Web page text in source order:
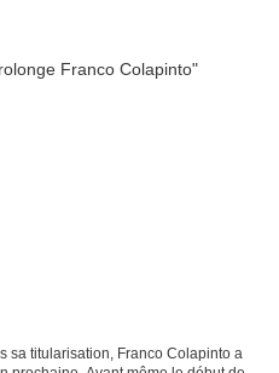
sa titularisation, Franco Colapinto a